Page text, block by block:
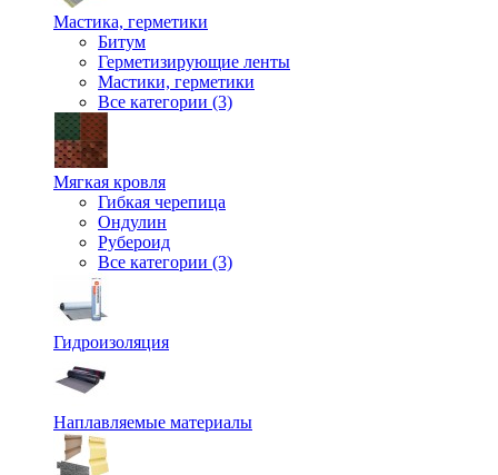
Мастика, герметики
Битум
Герметизирующие ленты
Мастики, герметики
Все категории (3)
Мягкая кровля
Гибкая черепица
Ондулин
Рубероид
Все категории (3)
Гидроизоляция
Наплавляемые материалы